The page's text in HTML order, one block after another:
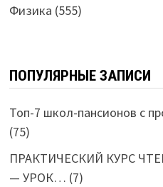
Физика (555)
ПОПУЛЯРНЫЕ ЗАПИСИ
Топ-7 школ-пансионов с
(75)
ПРАКТИЧЕСКИЙ КУРС
— УРОК… (7)